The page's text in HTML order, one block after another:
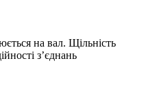
на вал. Щільність
з’єднань